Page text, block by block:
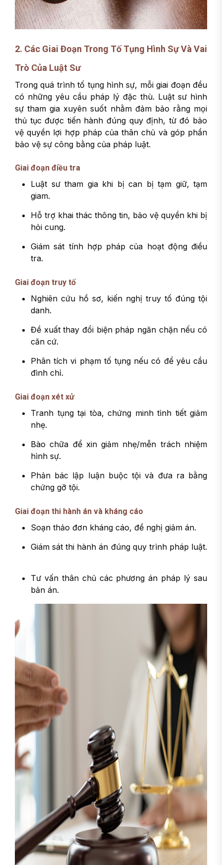
2. Các Giai Đoạn Trong Tố Tụng Hình Sự Và Vai
Trò Của Luật Sư
Trong quá trình tố tụng hình sự, mỗi giai đoạn đều
có những yêu cầu pháp lý đặc thù. Luật sư hình
sự tham gia xuyên suốt nhằm đảm bảo rằng mọi
thủ tục được tiến hành đúng quy định, từ đó bảo
vệ quyền lợi hợp pháp của thân chủ và góp phần
bảo vệ sự công bằng của pháp luật.
Giai đoạn điều tra
Luật sư tham gia khi bị can bị tạm giữ, tạm
giam.
Hỗ trợ khai thác thông tin, bảo vệ quyền khi bị
hỏi cung.
Giám sát tính hợp pháp của hoạt động điều
tra.
Giai đoạn truy tố
Nghiên cứu hồ sơ, kiến nghị truy tố đúng tội
danh.
Đề xuất thay đổi biện pháp ngăn chặn nếu có
căn cứ.
Phân tích vi phạm tố tụng nếu có để yêu cầu
đình chỉ.
Giai đoạn xét xử
Tranh tụng tại tòa, chứng minh tình tiết giảm
nhẹ.
Bào chữa để xin giảm nhẹ/mễn trách nhiệm
hình sự.
Phản bác lập luận buộc tội và đưa ra bằng
chứng gỡ tội.
Giai đoạn thi hành án và kháng cáo
Soạn thảo đơn kháng cáo, đề nghị giảm án.
Giám sát thi hành án đúng quy trình pháp luật.
Tư vấn thân chủ các phương án pháp lý sau
bản án.